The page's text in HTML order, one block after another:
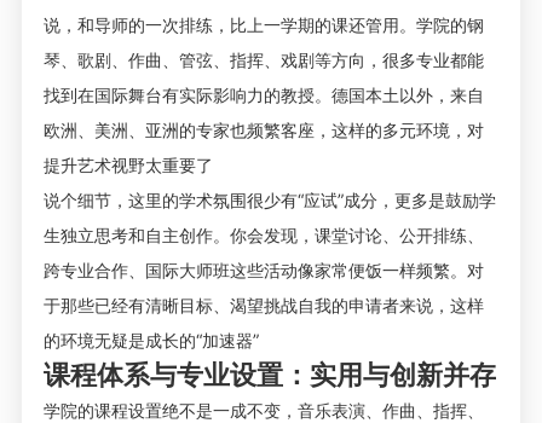
说，和导师的一次排练，比上一学期的课还管用。学院的钢
琴、歌剧、作曲、管弦、指挥、戏剧等方向，很多专业都能
找到在国际舞台有实际影响力的教授。德国本土以外，来自
欧洲、美洲、亚洲的专家也频繁客座，这样的多元环境，对
提升艺术视野太重要了
说个细节，这里的学术氛围很少有“应试”成分，更多是鼓励学
生独立思考和自主创作。你会发现，课堂讨论、公开排练、
跨专业合作、国际大师班这些活动像家常便饭一样频繁。对
于那些已经有清晰目标、渴望挑战自我的申请者来说，这样
的环境无疑是成长的“加速器”
课程体系与专业设置：实用与创新并存
学院的课程设置绝不是一成不变，音乐表演、作曲、指挥、